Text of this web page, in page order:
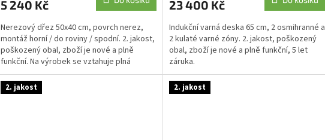
5 240 Kč
Nerezový dřez 50x40 cm, povrch nerez,
montáž horní / do roviny / spodní. 2. jakost,
poškozený obal, zboží je nové a plně
funkční. Na výrobek se vztahuje plná
zákonná...
A
23 400 Kč
Indukční varná deska 65 cm, 2 osmihranné a
2 kulaté varné zóny. 2. jakost, poškozený
obal, zboží je nové a plně funkční, 5 let
záruka.
2. jakost 2. jakost